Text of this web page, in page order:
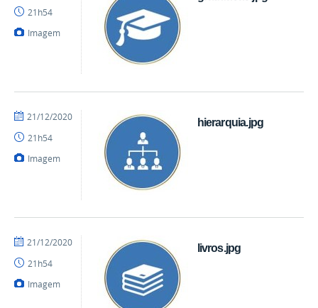
21h54
Imagem
hierarquia.jpg
por
publicado
21/12/2020
21h54
Imagem
livros.jpg
por
publicado
21/12/2020
21h54
Imagem